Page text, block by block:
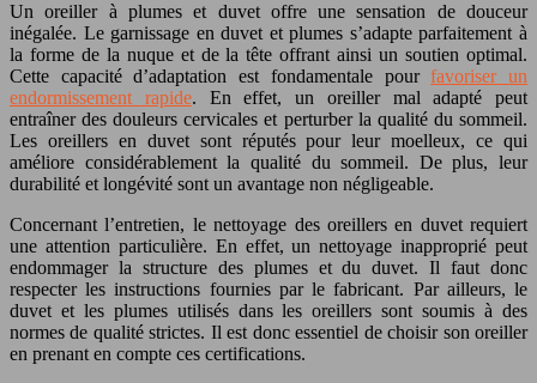
Un oreiller à plumes et duvet offre une sensation de douceur
inégalée. Le garnissage en duvet et plumes s’adapte parfaitement à
la forme de la nuque et de la tête offrant ainsi un soutien optimal.
Cette capacité d’adaptation est fondamentale pourfavoriser un
endormissement rapide. En effet, un oreiller mal adapté peut
entraîner des douleurs cervicales et perturber la qualité du sommeil.
Les oreillers en duvet sont réputés pour leur moelleux, ce qui
améliore considérablement la qualité du sommeil. De plus, leur
durabilité et longévité sont un avantage non négligeable.
Concernant l’entretien, le nettoyage des oreillers en duvet requiert
une attention particulière. En effet, un nettoyage inapproprié peut
endommager la structure des plumes et du duvet. Il faut donc
respecter les instructions fournies par le fabricant. Par ailleurs, le
duvet et les plumes utilisés dans les oreillers sont soumis à des
normes de qualité strictes. Il est donc essentiel de choisir son oreiller
en prenant en compte ces certifications.